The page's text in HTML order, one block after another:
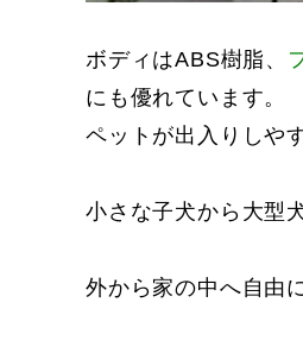
ボディはABS樹脂、
にも優れています。
ペットが出入りしや
小さな子犬から大型
外から家の中へ自由